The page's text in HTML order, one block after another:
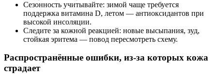
Сезонность учитывайте: зимой чаще требуется
поддержка витамина D, летом — антиоксидантов при
высокой инсоляции.
Следите за кожной реакцией: новые высыпания, зуд,
стойкая эритема — повод пересмотреть схему.
Распространённые ошибки, из‑за которых кожа
страдает